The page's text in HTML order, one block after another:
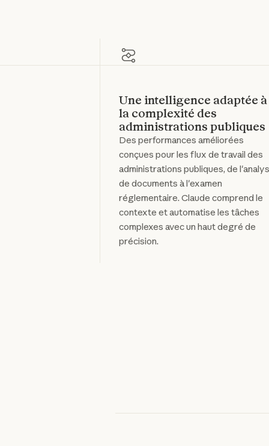
Une intelligence adaptée à
la complexité des
administrations publiques
Des performances améliorées
conçues pour les flux de travail des
administrations publiques, de
de documents à l'examen
réglementaire. Claude comprend le
contexte et automatise les tâches
complexes avec un haut degré de
précision.